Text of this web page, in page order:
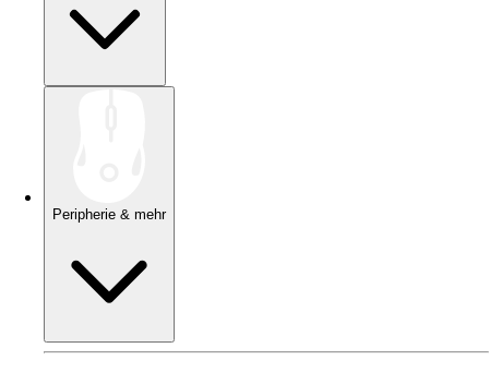
Peripherie & mehr